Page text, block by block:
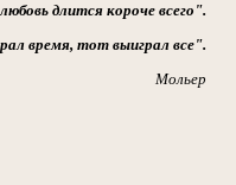
длится короче всего".
время, тот выиграл все".
Мольер